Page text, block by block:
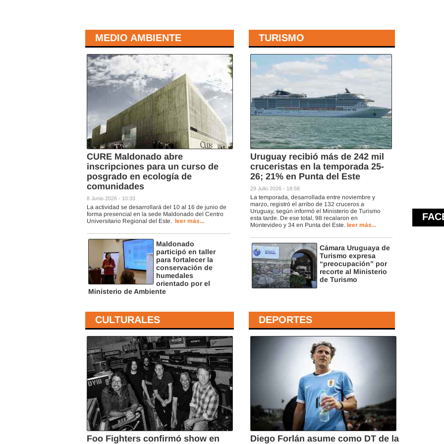
MEDIO AMBIENTE
CURE Maldonado abre
inscripciones para un curso de
posgrado en ecología de
comunidades
8 Junio 2026 - 10:33
La actividad se desarrollará del 10 al 16 de junio de
forma presencial en la sede Maldonado del Centro
Universitario Regional del Este. leer más...
Maldonado
participó en taller
para fortalecer la
conservación de
humedales
orientado por el
Ministerio de Ambiente
TURISMO
Uruguay recibió más de 242 mil
cruceristas en la temporada 25-
26; 21% en Punta del Este
29 Julio 2026 - 18:58
La temporada, desarrollada entre noviembre y
marzo, registró el arribo de 132 cruceros a
Uruguay, según informó el Ministerio de Turismo
esta tarde. De ese total, 98 recalaron en
Montevideo y 34 en Punta del Este. leer más...
Cámara Uruguaya de
Turismo expresa
“preocupación” por
recorte al Ministerio
de Turismo
CULTURALES
Foo Fighters confirmó show en
DEPORTES
Diego Forlán asume como DT de la